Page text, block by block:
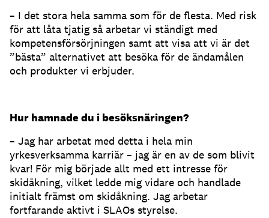
– I det stora hela samma som för de flesta. Med risk
för att låta tjatig så arbetar vi ständigt med
kompetensförsörjningen samt att visa att vi är det
”bästa” alternativet att besöka för de ändamålen
och produkter vi erbjuder.
Hur hamnade du i besöksnäringen?
– Jag har arbetat med detta i hela min
yrkesverksamma karriär – jag är en av de som blivit
kvar! För mig började allt med ett intresse för
skidåkning, vilket ledde mig vidare och handlade
initialt främst om skidåkning. Jag arbetar
fortfarande aktivt i SLAOs styrelse.